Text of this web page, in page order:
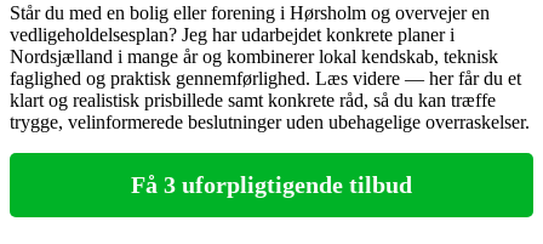
Står du med en bolig eller forening i Hørsholm og overvejer en
vedligeholdelsesplan? Jeg har udarbejdet konkrete planer i
Nordsjælland i mange år og kombinerer lokal kendskab, teknisk
faglighed og praktisk gennemførlighed. Læs videre — her får du et
klart og realistisk prisbillede samt konkrete råd, så du kan træffe
trygge, velinformerede beslutninger uden ubehagelige overraskelser.
Få 3 uforpligtigende tilbud